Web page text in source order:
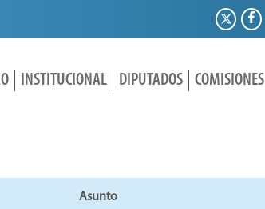
INSTITUCIONAL DIPUTADOS COMISIONES
Asunto